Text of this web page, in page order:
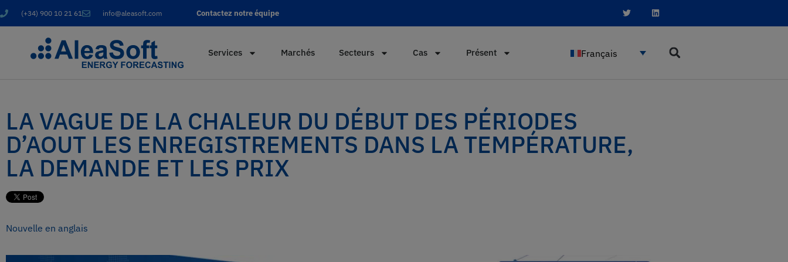
(+34) 900 10 21 61 info@aleasoft.com Contactez notre équipe
Services Marchés Secteurs Cas Présent Français
LA VAGUE DE LA CHALEUR DU DÉBUT DES PÉRIODES
D’AOUT LES ENREGISTREMENTS DANS LA TEMPÉRATURE,
LA DEMANDE ET LES PRIX
Nouvelle en anglais